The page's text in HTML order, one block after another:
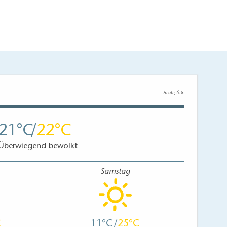
Heute, 6. 8.
22
bewölkt
Samstag
11 25